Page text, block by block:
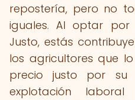
repostería, pero no
iguales. Al optar por
Justo, estás
los agricultores que
precio justo por su
explotación